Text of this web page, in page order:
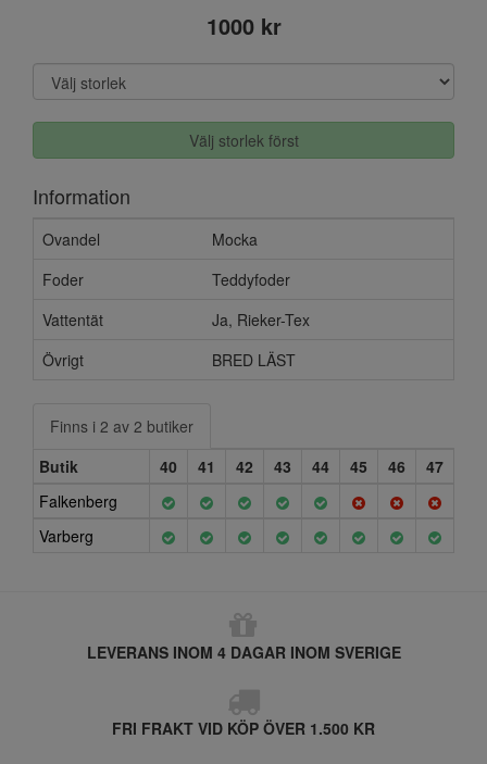
1000 kr
Välj storlek först
Information
Ovandel
Mocka
Foder
Teddyfoder
Vattentät
Ja, Rieker-Tex
Övrigt
BRED LÄST
Finns i 2 av 2 butiker
Butik
40 41 42 43 44 45 46
47
Falkenberg
Varberg
LEVERANS INOM 4 DAGAR INOM SVERIGE
FRI FRAKT VID KÖP ÖVER 1.500 KR